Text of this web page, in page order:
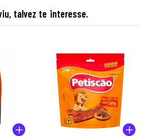
talvez te interesse.